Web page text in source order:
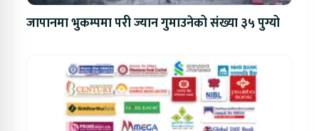
जापानमा भुकम्पमा परी ज्यान गुमाउनेको संख्या ३५ पुग्यो